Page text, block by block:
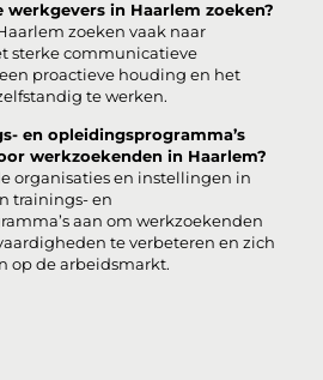
in Haarlem zoeken?
zoeken vaak naar
sterke communicatieve
proactieve houding en het
te werken.
en opleidingsprogramma’s
werkzoekenden in Haarlem?
organisaties en instellingen in
trainings- en
aan om werkzoekenden
te verbeteren en zich
op de arbeidsmarkt.